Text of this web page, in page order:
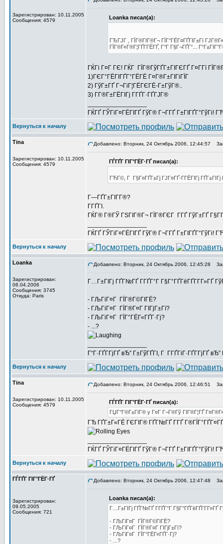
Зарегистрирован: 10.11.2005
Сообщения: 4579
Loanka писал(а):
ГЂГЈГ , ГЇГ®ГІГ®Г¬ ГЇГ°ГЁГ¤ГҐГІГ±Гї
ГЇГ®Г«Г®Г¦ГҐГ­ГЁГҐ, Г°Г Г§Г¬ГҐГ°...
ГЌГі Г¤Г ГЄ! ГЌГ ГЇГ®ГўГҐГ±ГІГЄГҐ Г¤Г­Гї
1)ГЄГ°ГЁГІГҐГ°ГЁГЁ Г¤Г®Г±ГІГіГЇГ
2) ГўГ±ГҐ Г¬ГіГ¦ГЁГЄГЁ-Г±ГўГ®..
3) Г­Г®Г±ГЁГІГј Г­ГҐГ·ГҐГЈГ®
ГЌГҐ ГЎГіГ¤ГЁГІГҐ ГўГ® Г¬Г­ГҐ Г±ГІГҐГ°ГўГі!
Вернуться к началу
Tina
Зарегистрирован: 10.11.2005
Сообщения: 4579
Добавлено: Вторник, 24 Октябрь 2006, 12:44:57
ГЃГҐГ ГІГ°ГЁГ·ГҐ писал(а):
ГЋГ©, Г Г§Г¤ГҐГ±Гј ГЈГ¤ГҐ-Г­ГЁГІГј
Г—ГҐГ±ГІГ­Г®?
Г­ГҐГІ.
ГЌГ® Г®ГЎ ГЅГІГ®Г¬ ГЇГ®ГЄГ Г­ГҐ ГўГ±ГҐ
ГЌГҐ ГЎГіГ¤ГЁГІГҐ ГўГ® Г¬Г­ГҐ Г±ГІГҐГ°ГўГі!
Вернуться к началу
Loanka
Зарегистрирован:
06.04.2006
Сообщения: 3745
Откуда: Paris
Добавлено: Вторник, 24 Октябрь 2006, 12:45:28
Г…Г±ГІГј ГҐГ№ГҐ Г­ГҐГ°Г Г§Г°ГҐГёГҐГ­Г­Г»ГҐ
- ГЉГіГ¤Г ГЇГ®Г©ГІГЁ?
- ГЉГіГ¤Г ГЇГ®Г¤Г ГІГјГ±Гї?
- ГЉГіГ¤Г ГЇГ°ГЁГ«ГҐГ·Гј?
- ...?
Г“Г·ГҐГ­ГјГҐ вЂ” Г±ГўГҐГІ, Г Г­ГҐГіГ·ГҐГ­ГјГҐ
Вернуться к началу
Tina
Зарегистрирован: 10.11.2005
Сообщения: 4579
Добавлено: Вторник, 24 Октябрь 2006, 12:46:51
ГЃГҐГ ГІГ°ГЁГ·ГҐ писал(а):
ГЏГ°Г®Г±ГІГ® y Г¤Г Г¬Г®Гў ГІГ®Г¦ГҐ
ГЂ ГҐГ±Г«ГЁ ГЄГІГ® ГҐГ№ГҐ Г­ГҐ
ГЌГҐ ГЎГіГ¤ГЁГІГҐ ГўГ® Г¬Г­ГҐ Г±ГІГҐГ°ГўГі!
Вернуться к началу
ГЃГҐГ ГІГ°ГЁГ·ГҐ
Зарегистрирован:
09.05.2005
Сообщения: 721
Добавлено: Вторник, 24 Октябрь 2006, 12:47:48
Loanka писал(а):
Г…Г±ГІГј ГҐГ№ГҐ Г­ГҐГ°Г Г§Г°ГҐГёГҐГ­Г­Г»ГҐ
- ГЉГіГ¤Г ГЇГ®Г©ГІГЁ?
- ГЉГіГ¤Г ГЇГ®Г¤Г ГІГјГ±Гї?
- ГЉГіГ¤Г ГЇГ°ГЁГ«ГҐГ·Гј?
- ...?